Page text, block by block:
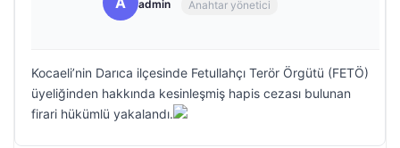
admin Anahtar yönetici
Kocaeli’nin Darıca ilçesinde Fetullahçı Terör Örgütü (FETÖ)
üyeliğinden hakkında kesinleşmiş hapis cezası bulunan
firari hükümlü yakalandı.